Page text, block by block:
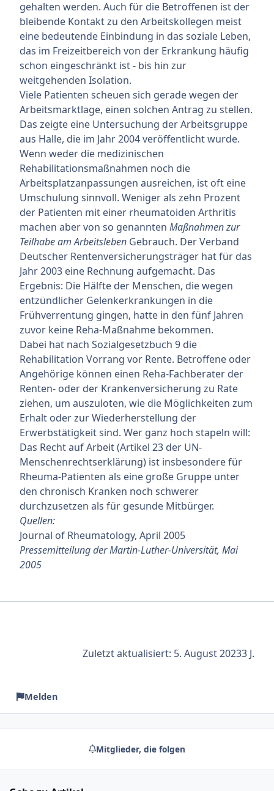
gehalten werden. Auch für die Betroffenen ist der
bleibende Kontakt zu den Arbeitskollegen meist
eine bedeutende Einbindung in das soziale Leben,
das im Freizeitbereich von der Erkrankung häufig
schon eingeschränkt ist - bis hin zur
weitgehenden Isolation.
Viele Patienten scheuen sich gerade wegen der
Arbeitsmarktlage, einen solchen Antrag zu stellen.
Das zeigte eine Untersuchung der Arbeitsgruppe
aus Halle, die im Jahr 2004 veröffentlicht wurde.
Wenn weder die medizinischen
Rehabilitationsmaßnahmen noch die
Arbeitsplatzanpassungen ausreichen, ist oft eine
Umschulung sinnvoll. Weniger als zehn Prozent
der Patienten mit einer rheumatoiden Arthritis
machen aber von so genannten Maßnahmen zur
Teilhabe am Arbeitsleben Gebrauch. Der Verband
Deutscher Rentenversicherungsträger hat für das
Jahr 2003 eine Rechnung aufgemacht. Das
Ergebnis: Die Hälfte der Menschen, die wegen
entzündlicher Gelenkerkrankungen in die
Frühverrentung gingen, hatte in den fünf Jahren
zuvor keine Reha-Maßnahme bekommen.
Dabei hat nach Sozialgesetzbuch 9 die
Rehabilitation Vorrang vor Rente. Betroffene oder
Angehörige können einen Reha-Fachberater der
Renten- oder der Krankenversicherung zu Rate
ziehen, um auszuloten, wie die Möglichkeiten zum
Erhalt oder zur Wiederherstellung der
Erwerbstätigkeit sind. Wer ganz hoch stapeln will:
Das Recht auf Arbeit (Artikel 23 der UN-
Menschenrechtserklärung) ist insbesondere für
Rheuma-Patienten als eine große Gruppe unter
den chronisch Kranken noch schwerer
durchzusetzen als für gesunde Mitbürger.
Quellen:
Journal of Rheumatology, April 2005
Pressemitteilung der Martin-Luther-Universität, Mai
2005
Zuletzt aktualisiert: 5. August 20233 J.
Melden
Mitglieder, die folgen